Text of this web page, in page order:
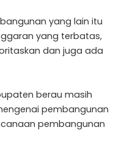
yang lain itu
yang terbatas,
dan juga ada
berau masih
pembangunan
pembangunan